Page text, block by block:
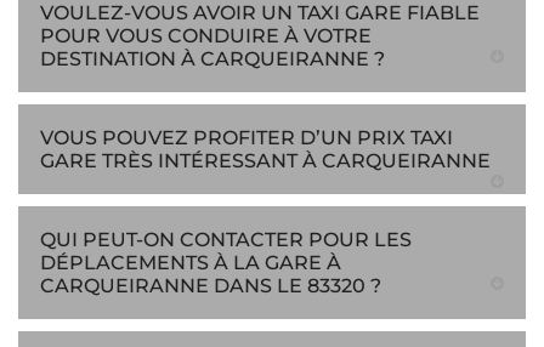
VOULEZ-VOUS AVOIR UN TAXI GARE FIABLE
POUR VOUS CONDUIRE À VOTRE
DESTINATION À CARQUEIRANNE ?
VOUS POUVEZ PROFITER D’UN PRIX TAXI
GARE TRÈS INTÉRESSANT À CARQUEIRANNE
QUI PEUT-ON CONTACTER POUR LES
DÉPLACEMENTS À LA GARE À
CARQUEIRANNE DANS LE 83320 ?